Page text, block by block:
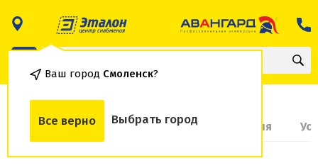
Ваш город Смоленск?
Все верно Выбрать город
О товаре Доставка и оплата Гарантия